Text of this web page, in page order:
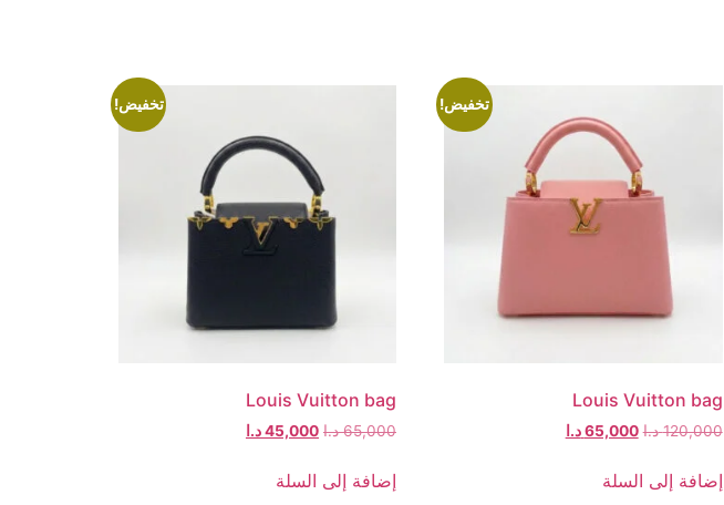
تخفيض!
Louis Vuitton bag
120,000 د.ا 65,000 د.ا
إضافة إلى السلة
تخفيض!
Louis Vuitton bag
65,000 د.ا 45,000د.ا
إضافة إلى السلة